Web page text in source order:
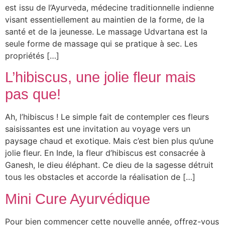
est issu de l’Ayurveda, médecine traditionnelle indienne
visant essentiellement au maintien de la forme, de la
santé et de la jeunesse. Le massage Udvartana est la
seule forme de massage qui se pratique à sec. Les
propriétés […]
L’hibiscus, une jolie fleur mais
pas que!
Ah, l’hibiscus ! Le simple fait de contempler ces fleurs
saisissantes est une invitation au voyage vers un
paysage chaud et exotique. Mais c’est bien plus qu’une
jolie fleur. En Inde, la fleur d’hibiscus est consacrée à
Ganesh, le dieu éléphant. Ce dieu de la sagesse détruit
tous les obstacles et accorde la réalisation de […]
Mini Cure Ayurvédique
Pour bien commencer cette nouvelle année, offrez-vous